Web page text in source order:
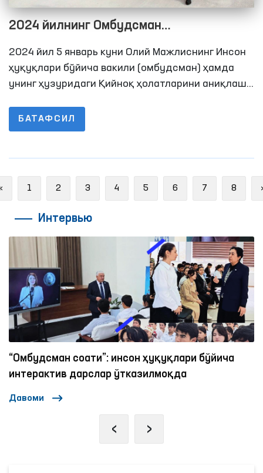
2024 йилнинг Омбудсман
бошчилигидаги илк мониторинги
Навоийда ўтказилди
2024 йил 5 январь куни Олий Мажлиснинг Инсон
ҳуқуқлари бўйича вакили (омбудсман) ҳамда
унинг ҳузуридаги Қийноқ ҳолатларини аниқлаш
гуруҳлари аъзолари Навоий шаҳрида жойлашган
11-сон жазони ижро этиш колониясига
БАТАФСИЛ
Previous
1 2 3 4 5 6 7 8
Интервью
Ижтимоий тармоқларда аёллар ва
нисбатан зўравонликка қарши курашиш
Давоми
‹ ›